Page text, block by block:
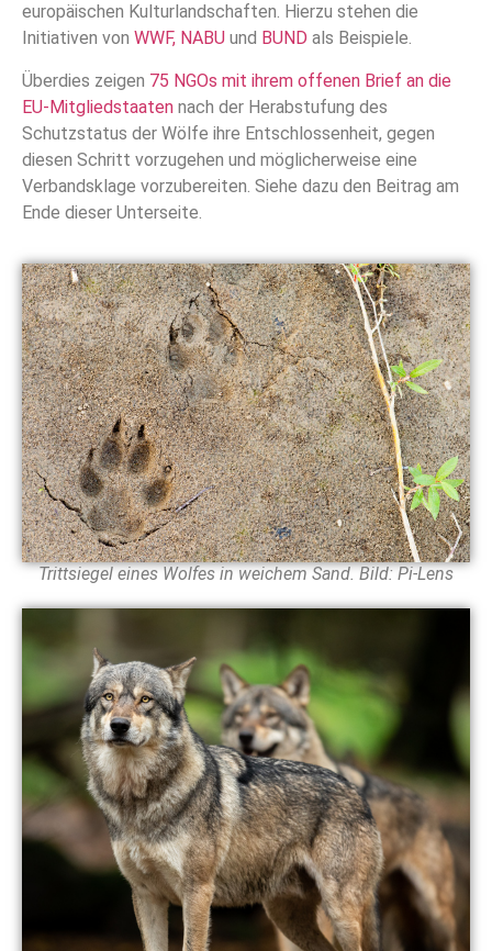
europäischen Kulturlandschaften. Hierzu stehen die
Initiativen von WWF, NABU und BUND als Beispiele.
Überdies zeigen 75 NGOs mit ihrem offenen Brief an die
EU-Mitgliedstaaten nach der Herabstufung des
Schutzstatus der Wölfe ihre Entschlossenheit, gegen
diesen Schritt vorzugehen und möglicherweise eine
Verbandsklage vorzubereiten. Siehe dazu den Beitrag am
Ende dieser Unterseite.
Trittsiegel eines Wolfes in weichem Sand. Bild: Pi-Lens